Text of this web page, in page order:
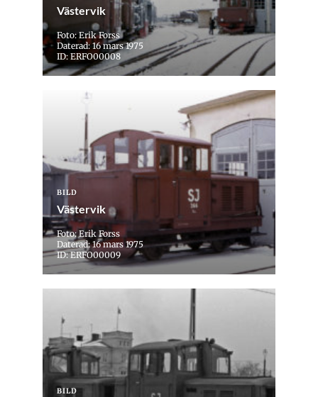
Västervik
Foto: Erik Forss
Daterad: 16 mars 1975
ID: ERFO00008
BILD
Västervik
Foto: Erik Forss
Daterad: 16 mars 1975
ID: ERFO00009
BILD